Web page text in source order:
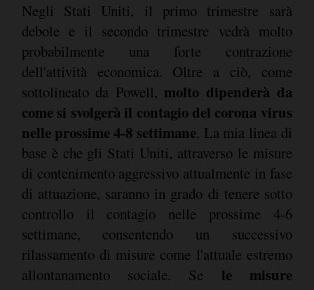
Negli Stati Uniti, il primo trimestre sarà
debole e il secondo trimestre vedrà molto
probabilmente una forte contrazione
dell'attività economica. Oltre a ciò, come
sottolineato da Powell, molto dipenderà da
come si svolgerà il contagio del corona virus
nelle prossime 4-8 settimane. La mia linea di
base è che gli Stati Uniti, attraverso le misure
di contenimento aggressivo attualmente in fase
di attuazione, saranno in grado di tenere sotto
controllo il contagio nelle prossime 4-6
settimane, consentendo un successivo
rilassamento di misure come l'attuale estremo
allontanamento sociale. Se le misure